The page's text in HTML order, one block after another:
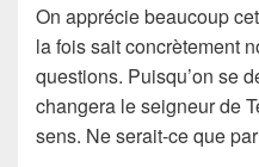
On apprécie beaucoup
la fois sait concrètement
questions. Puisqu’on se
changera le seigneur de
sens. Ne serait-ce que